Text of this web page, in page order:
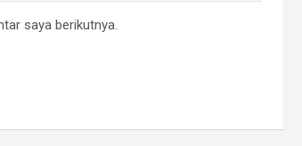
saya berikutnya.